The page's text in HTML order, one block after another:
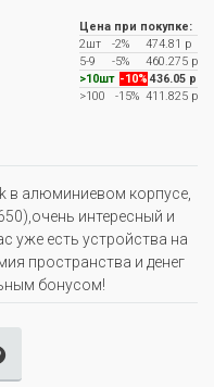
Цена при покупке:
2шт
-2%
474.81 р
5-9
-5%
460.275 р
>10шт -10% 436.05 р
>100
-15% 411.825 р
в алюминиевом корпусе,
интересный и
уже есть устройства на
пространства и денег
бонусом!